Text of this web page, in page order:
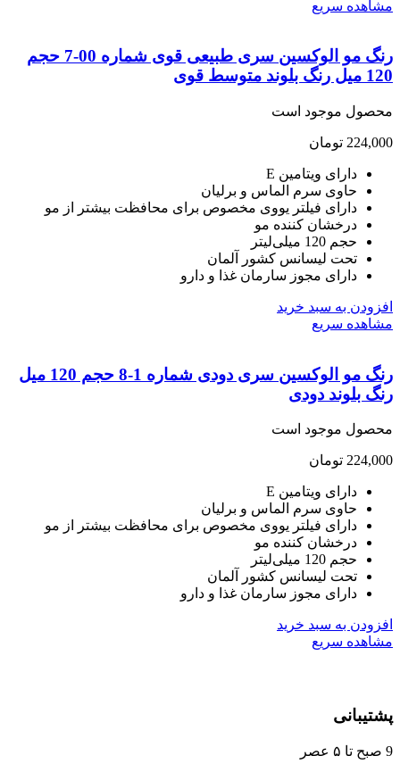
سریع
رنگ مو الوکسین سری طبیعی قوی شماره 00-7 حجم
قوی
موجود است
تومان
دارای ویتامین E
حاوی سرم الماس و برلیان
دارای فیلتر یووی مخصوص برای محافظت بیشتر از مو
درخشان کننده مو
حجم 120 میلی‌لیتر
تحت لیسانس کشور آلمان
دارای مجوز سارمان غذا و دارو
به سبد خرید
سریع
رنگ مو الوکسین سری دودی شماره 1-8 حجم 120 میل
بلوند دودی
موجود است
تومان
دارای ویتامین E
حاوی سرم الماس و برلیان
دارای فیلتر یووی مخصوص برای محافظت بیشتر از مو
درخشان کننده مو
حجم 120 میلی‌لیتر
تحت لیسانس کشور آلمان
دارای مجوز سارمان غذا و دارو
به سبد خرید
سریع